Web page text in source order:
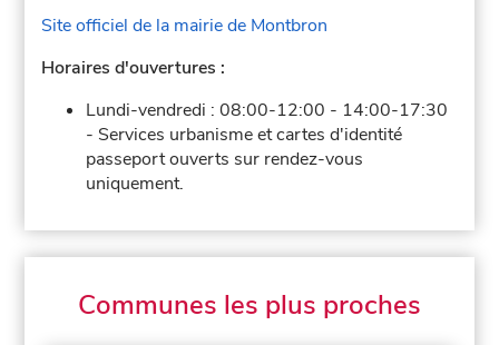
Site officiel de la mairie de Montbron
Horaires d'ouvertures :
Lundi-vendredi :08:00-12:00 - 14:00-17:30
- Services urbanisme et cartes d'identité
passeport ouverts sur rendez-vous
uniquement.
Communes les plus proches